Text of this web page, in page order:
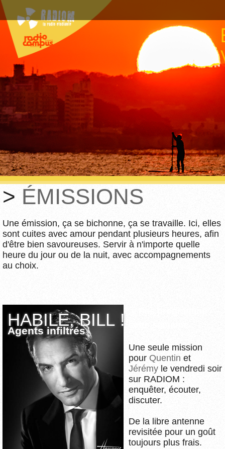
ÉMISSIONS
Une émission, ça se bichonne, ça se travaille. Ici, elles
sont cuites avec amour pendant plusieurs heures, afin
d'être bien savoureuses. Servir à n'importe quelle
heure du jour ou de la nuit, avec accompagnements
au choix.
HABILE, BILL !
Agents infiltrés
Une seule mission
pour Quentin et
Jérémy le vendredi soir
sur RADIOM :
enquêter, écouter,
discuter.
De la libre antenne
revisitée pour un goût
toujours plus frais.